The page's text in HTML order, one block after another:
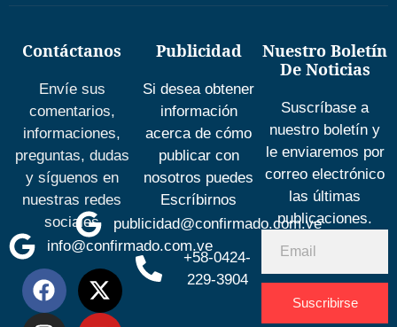
Contáctanos
Envíe sus
comentarios,
informaciones,
preguntas, dudas
y síguenos en
nuestras redes
sociales
info@confirmado.com.ve
Publicidad
Si desea obtener
información
acerca de cómo
publicar con
nosotros puedes
Escríbirnos
publicidad@confirmado.com.ve
+58-0424-
229-3904
Nuestro Boletín
De Noticias
Suscríbase a
nuestro boletín y
le enviaremos por
correo electrónico
las últimas
publicaciones.
Suscribirse